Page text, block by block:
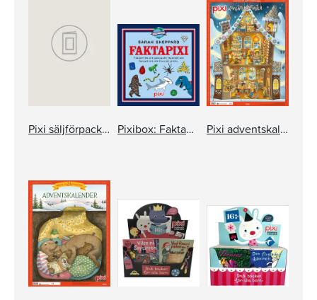
Pixi säljförpackning serie 172 Pixibox: Faktapixi Pixi adventskalender – Lisa Moroni